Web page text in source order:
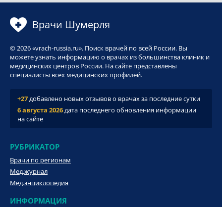
Врачи Шумерля
© 2026 «vrach-russia.ru». Поиск врачей по всей России. Вы
можете узнать информацию о врачах из большинства клиник и
медицинских центров России. На сайте представлены
специалисты всех медицинских профилей.
+27добавлено новых отзывов о врачах за последние сутки
6 августа 2026дата последнего обновления информации
на сайте
РУБРИКАТОР
Врачи по регионам
Мед.журнал
Мед.энциклопедия
ИНФОРМАЦИЯ